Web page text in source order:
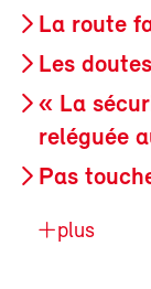
La route
Les
« La
reléguée
Pas
plus